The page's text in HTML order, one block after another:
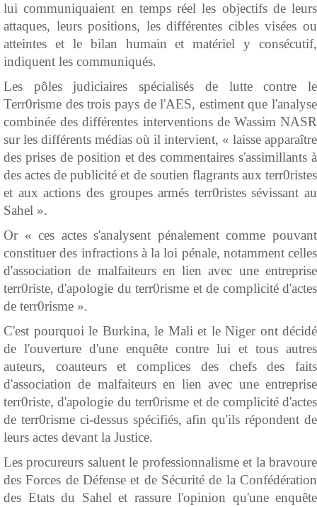
lui communiquaient en temps réel les objectifs de leurs
attaques, leurs positions, les différentes cibles visées ou
atteintes et le bilan humain et matériel y consécutif,
indiquent les communiqués.
Les pôles judiciaires spécialisés de lutte contre le
Terr0risme des trois pays de l'AES, estiment que l'analyse
combinée des différentes interventions de Wassim NASR
sur les différents médias où il intervient, « laisse apparaître
des prises de position et des commentaires s'assimillants à
des actes de publicité et de soutien flagrants aux terr0ristes
et aux actions des groupes armés terr0ristes sévissant au
Sahel ».
Or « ces actes s'analysent pénalement comme pouvant
constituer des infractions à la loi pénale, notamment celles
d'association de malfaiteurs en lien avec une entreprise
terr0riste, d'apologie du terr0risme et de complicité d'actes
de terr0risme ».
C'est pourquoi le Burkina, le Mali et le Niger ont décidé
de l'ouverture d'une enquête contre lui et tous autres
auteurs, coauteurs et complices des chefs des faits
d'association de malfaiteurs en lien avec une entreprise
terr0riste, d'apologie du terr0risme et de complicité d'actes
de terr0risme ci-dessus spécifiés, afin qu'ils répondent de
leurs actes devant la Justice.
Les procureurs saluent le professionnalisme et la bravoure
des Forces de Défense et de Sécurité de la Confédération
des Etats du Sahel et rassure l'opinion qu'une enquête